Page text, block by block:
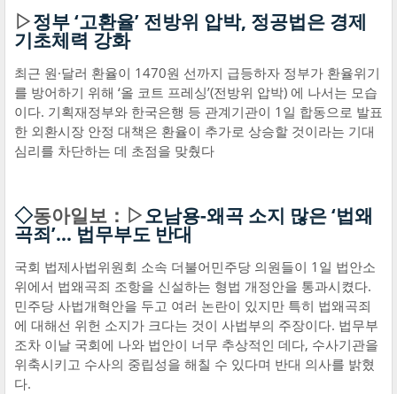
▷정부 ‘고환율’ 전방위 압박, 정공법은 경제
기초체력 강화
최근 원·달러 환율이 1470원 선까지 급등하자 정부가 환율위기
를 방어하기 위해 ‘올 코트 프레싱’(전방위 압박) 에 나서는 모습
이다. 기획재정부와 한국은행 등 관계기관이 1일 합동으로 발표
한 외환시장 안정 대책은 환율이 추가로 상승할 것이라는 기대
심리를 차단하는 데 초점을 맞췄다
◇동아일보：▷오남용-왜곡 소지 많은 ‘법왜
곡죄’… 법무부도 반대
국회 법제사법위원회 소속 더불어민주당 의원들이 1일 법안소
위에서 법왜곡죄 조항을 신설하는 형법 개정안을 통과시켰다.
민주당 사법개혁안을 두고 여러 논란이 있지만 특히 법왜곡죄
에 대해선 위헌 소지가 크다는 것이 사법부의 주장이다. 법무부
조차 이날 국회에 나와 법안이 너무 추상적인 데다, 수사기관을
위축시키고 수사의 중립성을 해칠 수 있다며 반대 의사를 밝혔
다.